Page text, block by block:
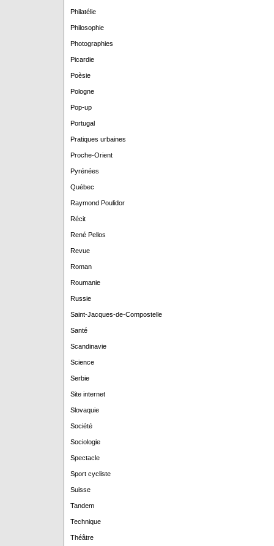
Philatélie
Philosophie
Photographies
Picardie
Poèsie
Pologne
Pop-up
Portugal
Pratiques urbaines
Proche-Orient
Pyrénées
Québec
Raymond Poulidor
Récit
René Pellos
Revue
Roman
Roumanie
Russie
Saint-Jacques-de-Compostelle
Santé
Scandinavie
Science
Serbie
Site internet
Slovaquie
Société
Sociologie
Spectacle
Sport cycliste
Suisse
Tandem
Technique
Théâtre